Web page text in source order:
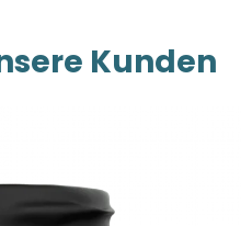
Kunden